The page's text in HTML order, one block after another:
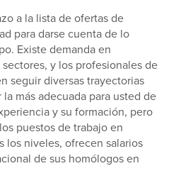
a la lista de ofertas de
para darse cuenta de lo
Existe demanda en
y los profesionales de
seguir diversas trayectorias
más adecuada para usted de
y su formación, pero
puestos de trabajo en
los niveles, ofrecen salarios
de sus homólogos en